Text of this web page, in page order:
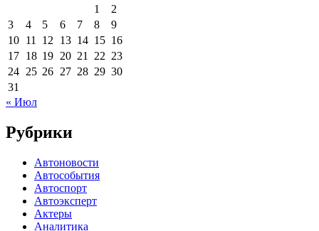
1
2
3
4 5 6 7 8
9
10 11 12 13 14 15 16
17 18 19 20 21 22 23
24 25 26 27 28 29 30
31
« Июл
Рубрики
Автоновости
Автособытия
Автоспорт
Автоэксперт
Актеры
Аналитика